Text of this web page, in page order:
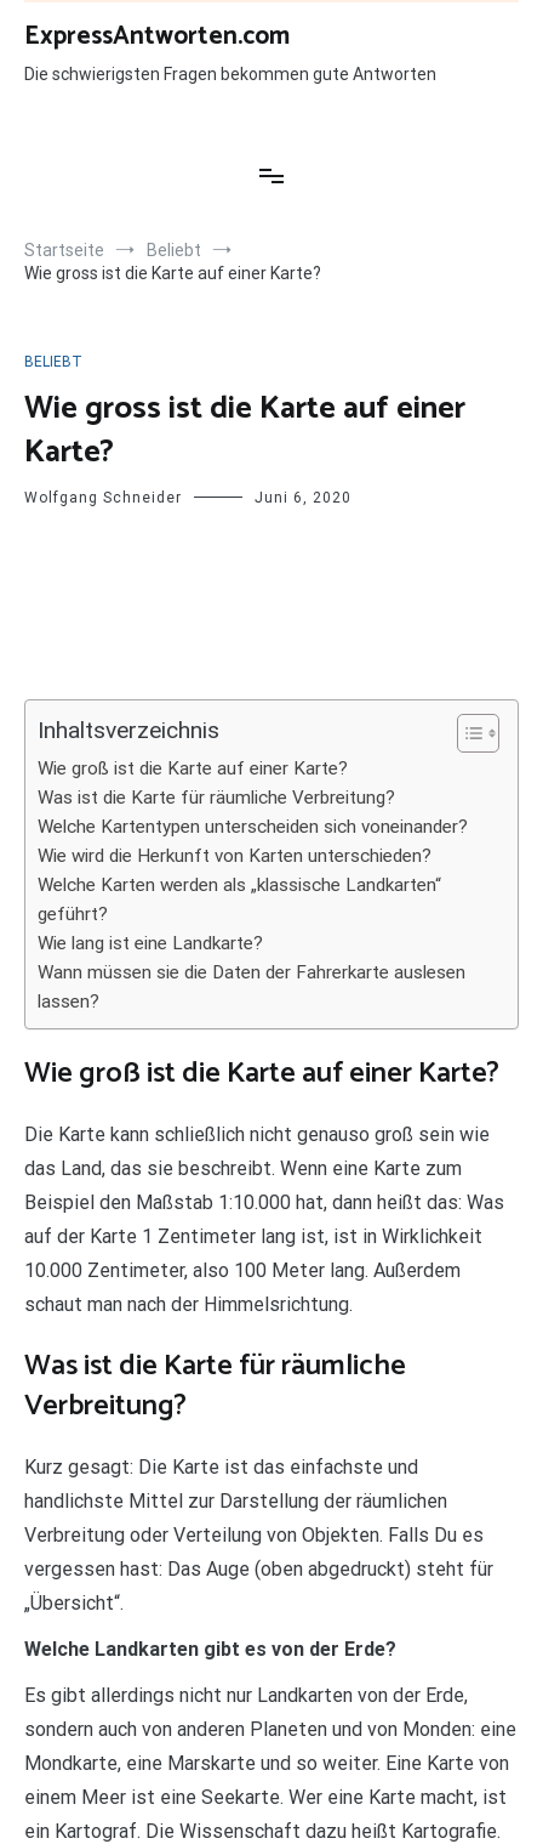
Zum
Inhalt
springen
ExpressAntworten.com
Die schwierigsten Fragen bekommen gute Antworten
Startseite
Beliebt
Wie gross ist die Karte auf einer Karte?
BELIEBT
Wie gross ist die Karte auf einer
Karte?
Wolfgang Schneider Juni 6, 2020
Inhaltsverzeichnis
Wie groß ist die Karte auf einer Karte?
Was ist die Karte für räumliche Verbreitung?
Welche Kartentypen unterscheiden sich voneinander?
Wie wird die Herkunft von Karten unterschieden?
Welche Karten werden als „klassische Landkarten“
geführt?
Wie lang ist eine Landkarte?
Wann müssen sie die Daten der Fahrerkarte auslesen
lassen?
Wie groß ist die Karte auf einer Karte?
Die Karte kann schließlich nicht genauso groß sein wie
das Land, das sie beschreibt. Wenn eine Karte zum
Beispiel den Maßstab 1:10.000 hat, dann heißt das: Was
auf der Karte 1 Zentimeter lang ist, ist in Wirklichkeit
10.000 Zentimeter, also 100 Meter lang. Außerdem
schaut man nach der Himmelsrichtung.
Was ist die Karte für räumliche
Verbreitung?
Kurz gesagt: Die Karte ist das einfachste und
handlichste Mittel zur Darstellung der räumlichen
Verbreitung oder Verteilung von Objekten. Falls Du es
vergessen hast: Das Auge (oben abgedruckt) steht für
„Übersicht“.
Welche Landkarten gibt es von der Erde?
Es gibt allerdings nicht nur Landkarten von der Erde,
sondern auch von anderen Planeten und von Monden: eine
Mondkarte, eine Marskarte und so weiter. Eine Karte von
einem Meer ist eine Seekarte. Wer eine Karte macht, ist
ein Kartograf. Die Wissenschaft dazu heißt Kartografie.